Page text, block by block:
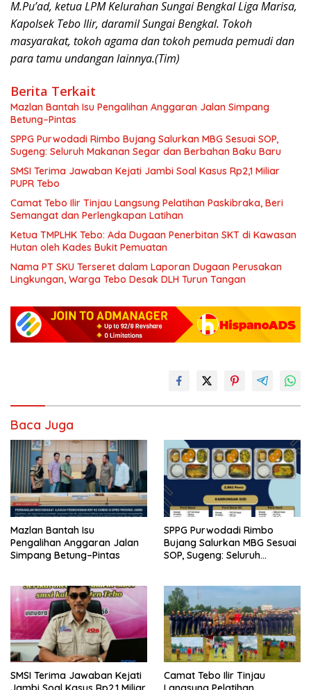
M.Pu’ad, ketua LPM Kelurahan Sungai Bengkal Liga Marisa,
Kapolsek Tebo Ilir, daramil Sungai Bengkal. Tokoh
masyarakat, tokoh agama dan tokoh pemuda pemudi dan
para tamu undangan lainnya.(Tim)
Berita Terkait
Mazlan Bantah Isu Pengalihan Anggaran Jalan Simpang
Betung–Pintas
SPPG Purwodadi Rimbo Bujang Salurkan MBG Sesuai SOP,
Sugeng: Seluruh Makanan Segar dan Berbahan Baku Baru
SMSI Terima Jawaban Kejati Jambi Soal Kasus Rp2,1 Miliar
PUPR Tebo
Camat Tebo Ilir Tinjau Langsung Pelatihan Paskibraka, Beri
Semangat dan Perlengkapan Latihan
Ketua TMPLHK Tebo: Ada Dugaan Penerbitan SKT di Kawasan
Hutan oleh Kades Bukit Pemuatan
Nama PT SKU Terseret dalam Laporan Dugaan Perusakan
Lingkungan, Warga Tebo Desak DLH Turun Tangan
Baca Juga
Mazlan Bantah Isu
Pengalihan Anggaran Jalan
Simpang Betung–Pintas
SPPG Purwodadi Rimbo
Bujang Salurkan MBG Sesuai
SOP, Sugeng: Seluruh
SMSI Terima Jawaban Kejati
Camat Tebo Ilir Tinjau